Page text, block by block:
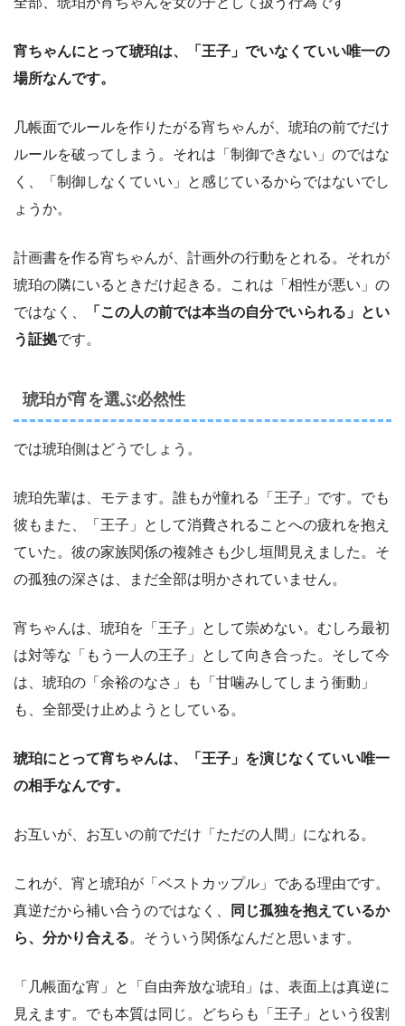
宵ちゃんにとって琥珀は、「王子」でいなくていい唯一の
場所なんです。
几帳面でルールを作りたがる宵ちゃんが、琥珀の前でだけ
ルールを破ってしまう。それは「制御できない」のではな
く、「制御しなくていい」と感じているからではないでし
ょうか。
計画書を作る宵ちゃんが、計画外の行動をとれる。それが
琥珀の隣にいるときだけ起きる。これは「相性が悪い」の
ではなく、
「この人の前では本当の自分でいられる」とい
う証拠です。
琥珀が宵を選ぶ必然性
では琥珀側はどうでしょう。
琥珀先輩は、モテます。誰もが憧れる「王子」です。でも
彼もまた、「王子」として消費されることへの疲れを抱え
ていた。彼の家族関係の複雑さも少し垣間見えました。そ
の孤独の深さは、まだ全部は明かされていません。
宵ちゃんは、琥珀を「王子」として崇めない。むしろ最初
は対等な「もう一人の王子」として向き合った。そして今
は、琥珀の「余裕のなさ」も「甘噛みしてしまう衝動」
も、全部受け止めようとしている。
琥珀にとって宵ちゃんは、「王子」を演じなくていい唯一
の相手なんです。
お互いが、お互いの前でだけ「ただの人間」になれる。
これが、宵と琥珀が「ベストカップル」である理由です。
真逆だから補い合うのではなく、
同じ孤独を抱えているか
ら、分かり合える。そういう関係なんだと思います。
「几帳面な宵」と「自由奔放な琥珀」は、表面上は真逆に
見えます。でも本質は同じ。どちらも「王子」という役割